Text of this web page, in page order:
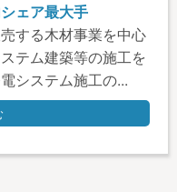
ェア最大手
する木材事業を中心
テム建築等の施工を
システム施工の...